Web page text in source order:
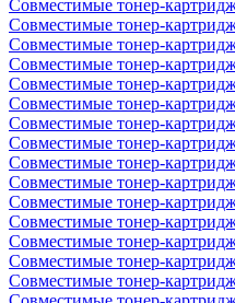
Совместимые тонер-
Совместимые тонер-
Совместимые тонер-
Совместимые тонер-
Совместимые тонер-
Совместимые тонер-
Совместимые тонер-
Совместимые тонер-
Совместимые тонер-
Совместимые тонер-
Совместимые тонер-
Совместимые тонер-
Совместимые тонер-
Совместимые тонер-
Совместимые тонер-